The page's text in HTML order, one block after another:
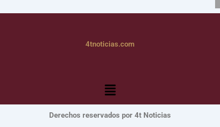
4tnoticias.com
Menú
Derechos reservados por 4t Noticias